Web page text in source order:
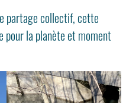
partage collectif, cette
la planète et moment